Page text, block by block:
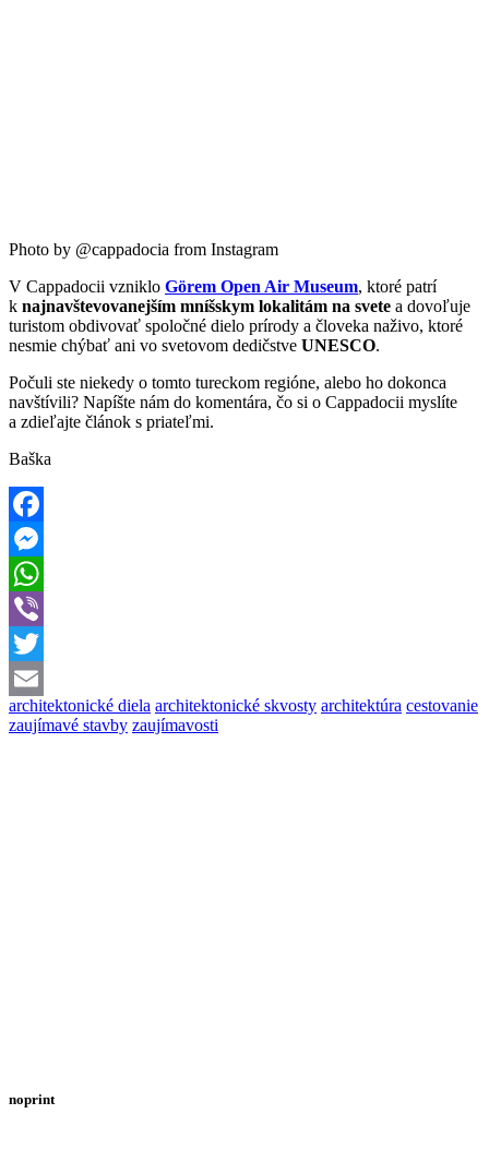
Photo by @cappadocia from Instagram
V Cappadocii vzniklo Görem Open Air Museum, ktoré patrí
k najnavštevovanejším mníšskym lokalitám na svete a dovoľuje
turistom obdivovať spoločné dielo prírody a človeka naživo, ktoré
nesmie chýbať ani vo svetovom dedičstve UNESCO.
Počuli ste niekedy o tomto tureckom regióne, alebo ho dokonca
navštívili? Napíšte nám do komentára, čo si o Cappadocii myslíte
a zdieľajte článok s priateľmi.
Baška
Facebook
Messenger
WhatsApp
Viber
Twitter
Email
architektonické diela architektonické skvosty architektúra cestovanie
zaujímavé stavby zaujímavosti
noprint